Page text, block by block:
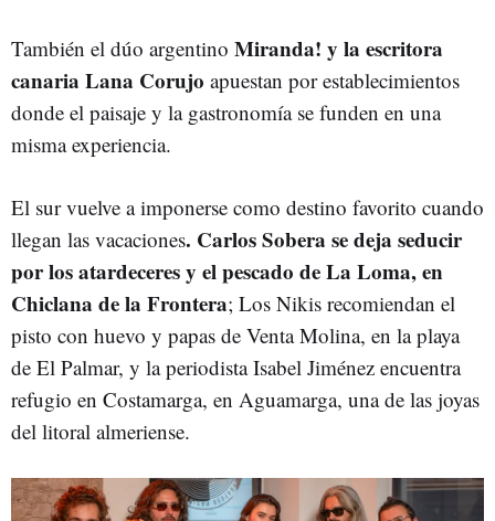
También el dúo argentino Miranda! y la escritora
canaria Lana Corujo apuestan por establecimientos
donde el paisaje y la gastronomía se funden en una
misma experiencia.
El sur vuelve a imponerse como destino favorito cuando
llegan las vacaciones. Carlos Sobera se deja seducir
por los atardeceres y el pescado de La Loma, en
Chiclana de la Frontera; Los Nikis recomiendan el
pisto con huevo y papas de Venta Molina, en la playa
de El Palmar, y la periodista Isabel Jiménez encuentra
refugio en Costamarga, en Aguamarga, una de las joyas
del litoral almeriense.